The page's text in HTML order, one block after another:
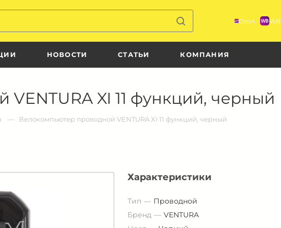
Ozon WB
НОВОСТИ СТАТЬИ КОМПАНИЯ
XI 11 функций, черный
Велокомпьютер проводной VENTURA XI 11 функций, черный
Характеристики
Тип
Проводной
Бренд
VENTURA